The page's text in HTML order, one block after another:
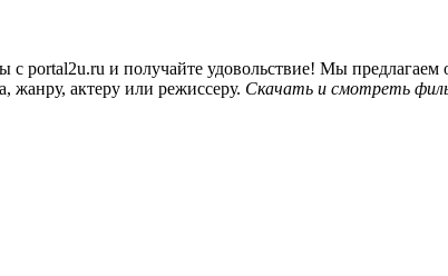
portal2u.ru и получайте удовольствие! Мы
актеру или режиссеру. Скачать и смотреть